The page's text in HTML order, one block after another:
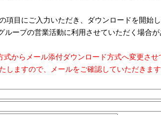
項目にご入力いただき、ダウンロードを開始し
ープの営業活動に利用させていただく場合が
からメール添付ダウンロード方式へ変更させ
しますので、メールをご確認していただきま